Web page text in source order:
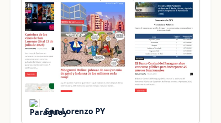
San Lorenzo PY